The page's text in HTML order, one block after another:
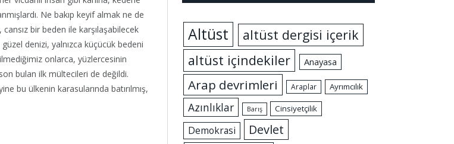
Ne bakıp keyif almak ne de
bir beden ile karşılaşabilecek
denizi, yalnızca küçücük bedeni
onlarca, yüzlercesinin
bulan ilk mültecileri de değildi.
bu ülkenin karasularında batırılmış,
Altüst
altüst dergisi içerik
altüst içindekiler
Anayasa
Arap devrimleri Araplar Ayrımcılık
Azınlıklar Barış Cinsiyetçilik
Demokrasi Devlet